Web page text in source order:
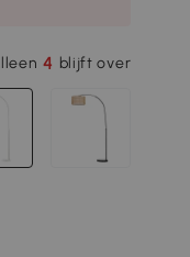
4 blijft over